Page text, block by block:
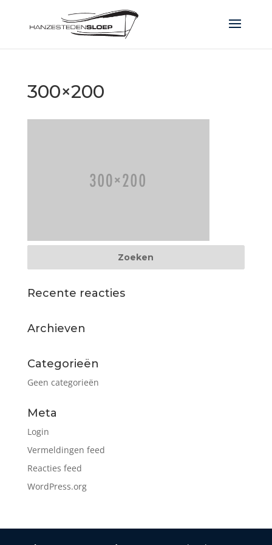
300×200
Recente reacties
Archieven
Categorieën
Geen categorieën
Meta
Login
Vermeldingen feed
Reacties feed
WordPress.org